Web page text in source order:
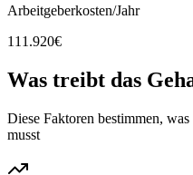
Arbeitgeberkosten/Jahr
111.920€
Was treibt das
Diese Faktoren bestimmen,
musst